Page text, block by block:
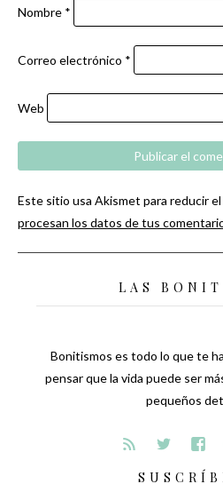
Nombre *
Correo electrónico *
Web
Este sitio usa Akismet para reducir el
procesan los datos de tus
LAS
Bonitismos es todo lo que te
pensar que la vida puede ser
pequeños